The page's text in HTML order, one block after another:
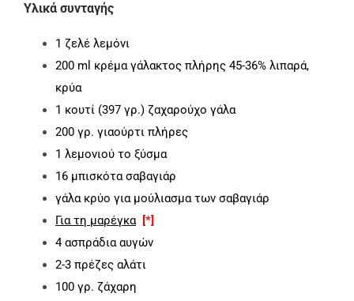
Υλικά συνταγής
1 ζελέ λεμόνι
200 ml κρέμα γάλακτος πλήρης 45-36% λιπαρά,
κρύα
1 κουτί (397 γρ.) ζαχαρούχο γάλα
200 γρ. γιαούρτι πλήρες
1 λεμονιού το ξύσμα
16 μπισκότα σαβαγιάρ
γάλα κρύο για μούλιασμα των σαβαγιάρ
Για τη μαρέγκα
[*]
4 ασπράδια αυγών
2-3 πρέζες αλάτι
100 γρ. ζάχαρη